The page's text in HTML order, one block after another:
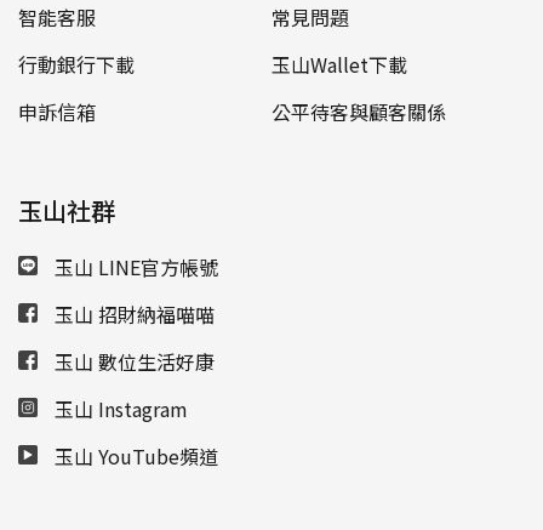
智能客服
常見問題
行動銀行下載
玉山Wallet下載
申訴信箱
公平待客與顧客關係
玉山社群
玉山 LINE官方帳號
玉山 招財納福喵喵
玉山 數位生活好康
玉山 Instagram
玉山 YouTube頻道